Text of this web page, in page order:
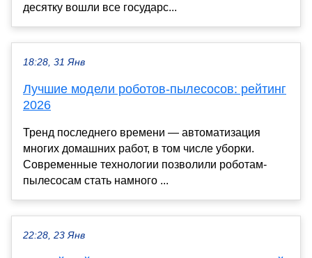
десятку вошли все государс...
18:28, 31 Янв
Лучшие модели роботов-пылесосов: рейтинг
2026
Тренд последнего времени — автоматизация
многих домашних работ, в том числе уборки.
Современные технологии позволили роботам-
пылесосам стать намного ...
22:28, 23 Янв